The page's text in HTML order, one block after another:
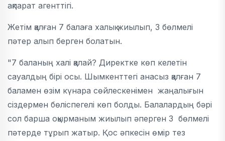
ақпарат агенттігі.
Жетім қалған 7 балаға халық жиылып, 3 бөлмелі
пәтер алып берген болатын.
"7 баланың халі қалай? Директке көп келетін
сауалдың бірі осы. Шымкенттегі анасыз қалған 7
баламен өзім күнара сөйлескенімен жаңалығын
сіздермен бөліспегелі көп болды. Балалардың бәрі
сол барша оқырманым жиылып әперген 3 бөлмелі
пәтерде тұрып жатыр. Қос әпкесін өмір тез